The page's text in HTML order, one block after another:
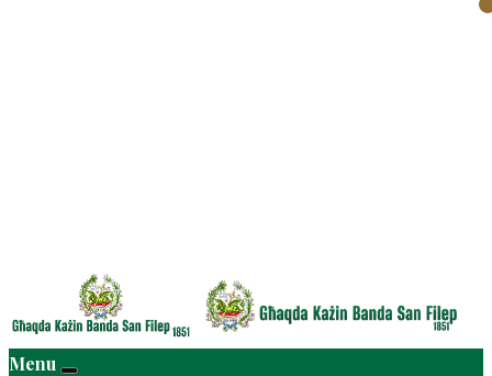
Menu